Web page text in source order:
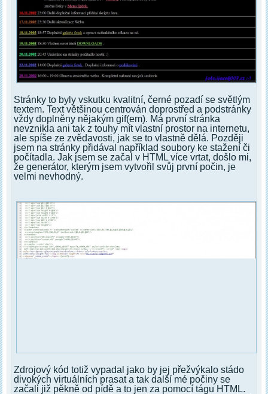
Stránky to byly vskutku kvalitní, černé pozadí se světlým
textem. Text většinou centrován doprostřed a podstránky
vždy doplněny nějakým gif(em). Má první stránka
nevznikla ani tak z touhy mít vlastní prostor na internetu,
ale spíše ze zvědavosti, jak se to vlastně dělá. Později
jsem na stránky přidával například soubory ke stažení či
počítadla. Jak jsem se začal v HTML více vrtat, došlo mi,
že generátor, kterým jsem vytvořil svůj první počin, je
velmi nevhodný.
Zdrojový kód totiž vypadal jako by jej přežvýkalo stádo
divokých virtuálních prasat a tak další mé počiny se
začali již pěkně od pídě a to jen za pomocí tágu HTML.